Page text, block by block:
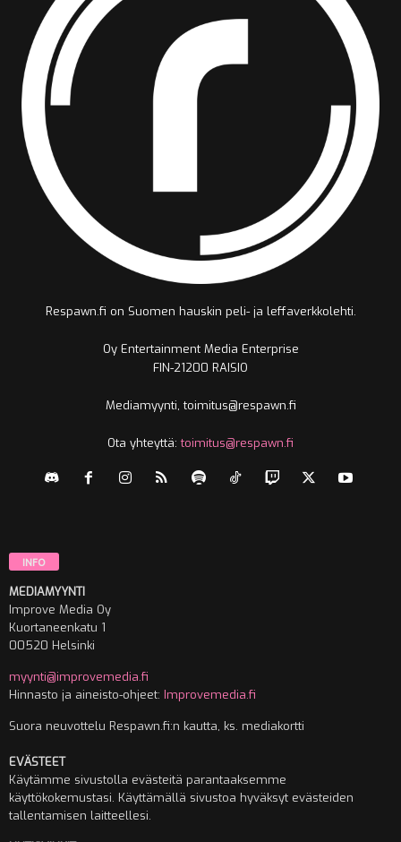
Respawn.fi on Suomen hauskin peli- ja leffaverkkolehti.
Oy Entertainment Media Enterprise
FIN-21200 RAISIO
Mediamyynti, toimitus@respawn.fi
Ota yhteyttä:toimitus@respawn.fi
INFO
MEDIAMYYNTI
Improve Media Oy
Kuortaneenkatu 1
00520 Helsinki
myynti@improvemedia.fi
Hinnasto ja aineisto-ohjeet: Improvemedia.fi
Suora neuvottelu Respawn.fi:n kautta, ks. mediakortti
EVÄSTEET
Käytämme sivustolla evästeitä parantaaksemme
käyttökokemustasi. Käyttämällä sivustoa hyväksyt evästeiden
tallentamisen laitteellesi.